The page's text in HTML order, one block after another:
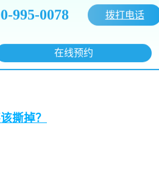
撕掉？
995-0078 拨打电话
在线预约